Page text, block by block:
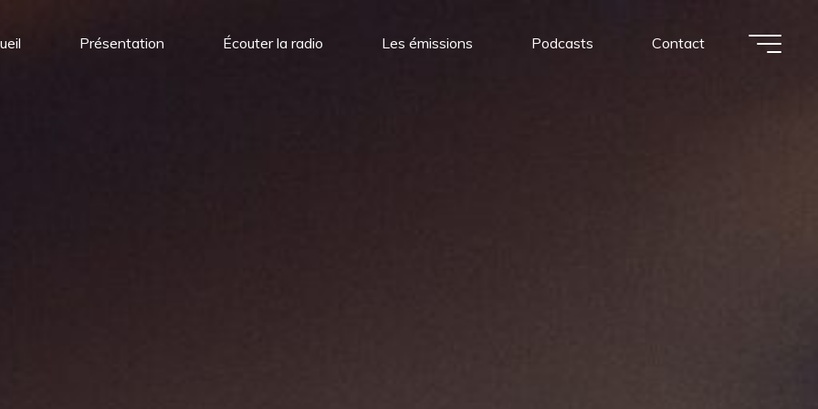
Présentation Écouter la radio Les émissions Podcasts Contact